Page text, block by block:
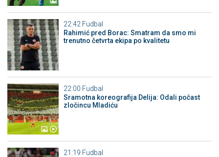
22:42 Fudbal
Rahimić pred Borac: Smatram da smo mi
trenutno četvrta ekipa po kvalitetu
22:00 Fudbal
Sramotna koreografija Delija: Odali počast
zločincu Mladiću
21:19 Fudbal